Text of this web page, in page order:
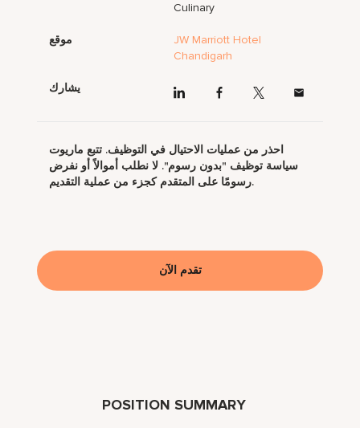
POSITION SUMMARY
Culinary
موقع
JW Marriott Hotel
Chandigarh
يشارك
احذر من عمليات الاحتيال في التوظيف. تتبع ماريوت
سياسة توظيف "بدون رسوم". لا نطلب أموالاً أو نفرض
رسومًا على المتقدم كجزء من عملية التقديم.
تقدم الآن